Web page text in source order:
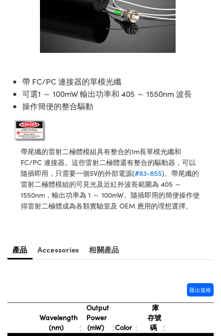
| 光學組装
Components | SCHOTT 光
| 紅外線光學產品
| 光纖
| 雷射光學
| 超快光學
Sputtering) Coated Optics |
濺鍍）鍍膜光學元件
Elements (DOE) | 繞射光
Isolators | 晶體和隔離器
| 雷射偏光片
| 雷射稜鏡
Objectives | 有限共軛物鏡
| 反射物鏡
Objectives
Lighting |顯微鏡照明
體視顯微鏡系統
| 顯微鏡濾光片
Lenses | 變焦鏡頭模組
Targets | 顯微鏡標靶
Stage Micrometers | 刻劃板或
目鏡
Direct Microscopes | 袖珍顯微鏡
| 影視製作和高級攝影
Accessories | 成像鏡頭配件
Cameras | IDS 相機
Labs Cameras™ | Lucid Vision
| Pixelink 相機
Interface Cameras | 高速接口相
| 成像系統
and Roughness Standards | 表
Components | 主動光學元件
and Detection
Accessories | UV固化設備
| 雷射防護
性裝置
Production
Processing
Tomography
Development Systems
Optical Company
Components
Production
Targets
and Detection
and Production | 清倉實驗室
| 重新認證相機
and Production | 重新認證實
帶 FC/PC 連接器的單模光纖
可選1 ～ 100mW 輸出功率和 405 ～ 1550nm 波長
操作簡便的整合驅動
帶尾纖的雷射二極體模組具有整合的1m長單模光纖和
FC/PC 連接器。這些雷射二極體還有整合的驅動器，可以
隨插即用，只需要一個5V的外部電源(#83-855)。帶尾纖的
雷射二極體模組的可見光及近紅外波長範圍為 405 ～
1550nm，輸出功率為 1 ～ 100mW。隨插即用的簡便操作使
得雷射二極體成為各類實驗室及 OEM 應用的理想選擇。
產品 Accessories 相關產品
匯出規格
Wavelength
(nm)
Output
Power
(mW)
Color
庫
存號
碼